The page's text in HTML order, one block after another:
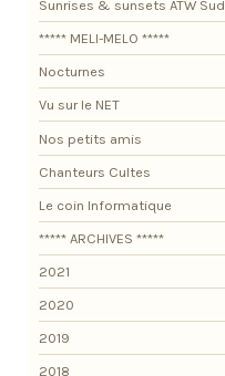
Sunrises & sunsets ATW Sud
***** MELI-MELO *****
Nocturnes
Vu sur le NET
Nos petits amis
Chanteurs Cultes
Le coin Informatique
***** ARCHIVES *****
2021
2020
2019
2018